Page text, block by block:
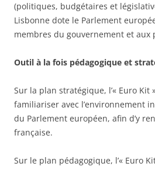
(politiques, budgétaires et
Lisbonne dote le Parlement
membres du gouvernement et
Outil à la fois pédagogique et
Sur la plan stratégique, l’« Euro
familiariser avec l’environnement
du Parlement européen, afin d’y
française.
Sur le plan pédagogique, l’« Euro